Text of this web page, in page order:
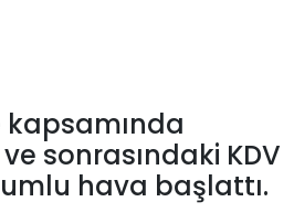
sonrasındaki KDV
hava başlattı.